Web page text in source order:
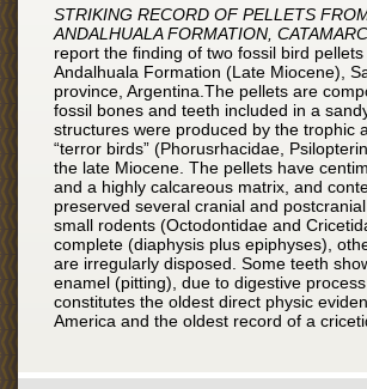
STRIKING RECORD OF PELLETS
ANDALHUALA FORMATION,
report the finding of two fossil bird
Andalhuala Formation (Late Miocene),
province, Argentina.The pellets are
fossil bones and teeth included in a
structures were produced by the trophic
“terror birds” (Phorusrhacidae,
the late Miocene. The pellets have
and a highly calcareous matrix, and
preserved several cranial and
small rodents (Octodontidae and
complete (diaphysis plus epiphyses),
are irregularly disposed. Some teeth
enamel (pitting), due to digestive
constitutes the oldest direct physic
America and the oldest record of a